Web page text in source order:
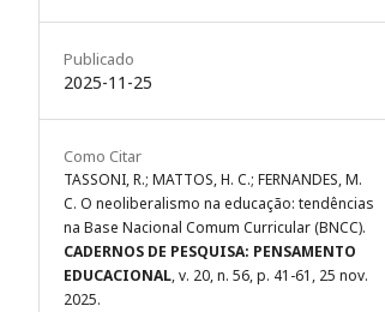
Publicado
2025-11-25
Como Citar
TASSONI, R.; MATTOS, H. C.; FERNANDES, M.
C. O neoliberalismo na educação: tendências
na Base Nacional Comum Curricular (BNCC).
CADERNOS DE PESQUISA: PENSAMENTO
EDUCACIONAL, v. 20, n. 56, p. 41-61, 25 nov.
2025.